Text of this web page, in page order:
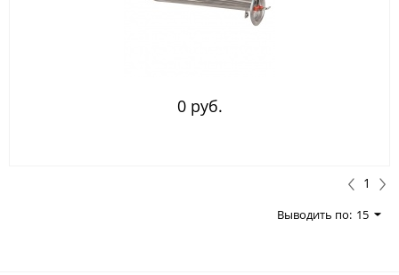
0 руб.
1
Выводить по: 15